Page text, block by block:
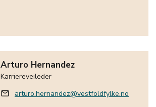
Arturo Hernandez
Karriereveileder
mail_outline arturo.hernandez@vestfoldfylke.no